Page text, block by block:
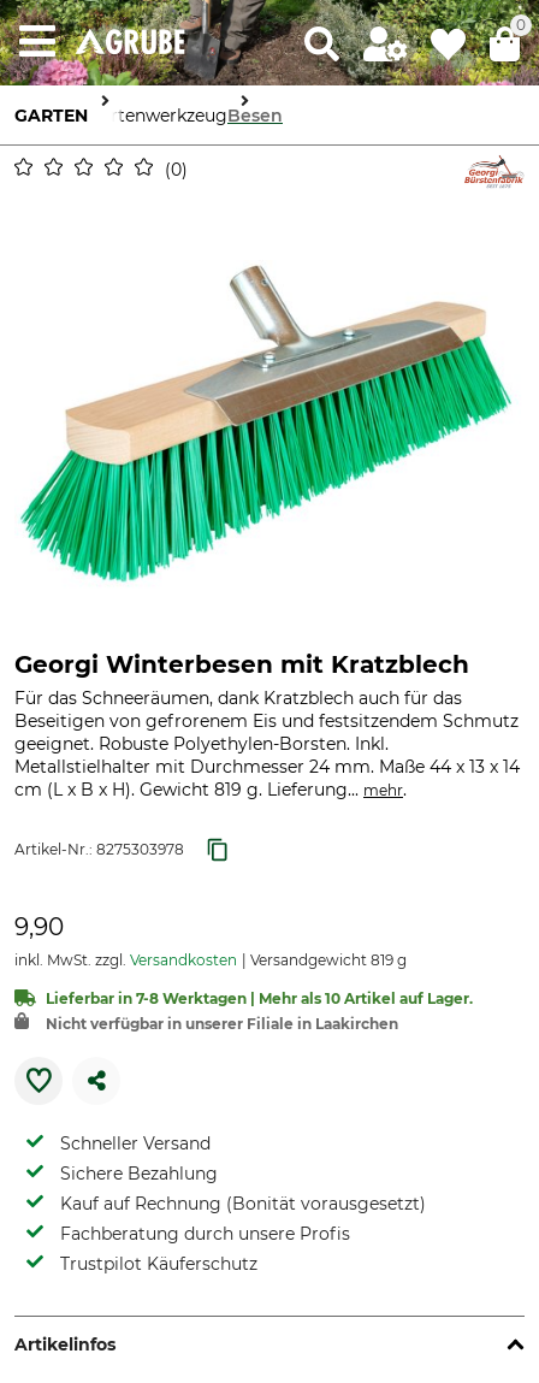
0
GARTEN GartenwerkzeugBesen
0
Georgi Winterbesen mit Kratzblech
Für das Schneeräumen, dank Kratzblech auch für das
Beseitigen von gefrorenem Eis und festsitzendem Schmutz
geeignet. Robuste Polyethylen-Borsten. Inkl.
Metallstielhalter mit Durchmesser 24 mm. Maße 44 x 13 x 14
cm (L x B x H). Gewicht 819 g. Lieferung... mehr.
Artikel-Nr.: 8275303978
9,90
inkl. MwSt. zzgl. Versandkosten Versandgewicht 819 g
Lieferbar in 7-8 Werktagen | Mehr als 10 Artikel auf Lager.
Nicht verfügbar in unserer Filiale in Laakirchen
Schneller Versand
Sichere Bezahlung
Kauf auf Rechnung (Bonität vorausgesetzt)
Fachberatung durch unsere Profis
Trustpilot Käuferschutz
Artikelinfos